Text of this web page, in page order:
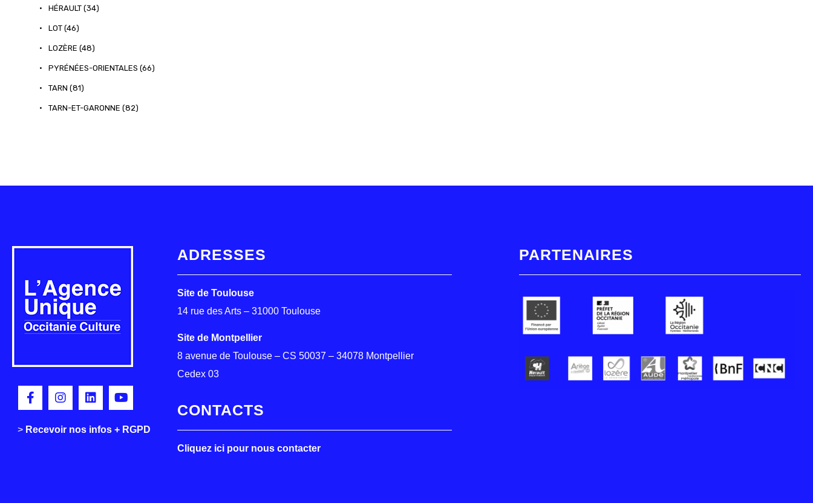
• HÉRAULT (34)
• LOT (46)
• LOZÈRE (48)
• PYRÉNÉES-ORIENTALES (66)
• TARN (81)
• TARN-ET-GARONNE (82)
> Recevoir nos infos + RGPD
ADRESSES
Site de Toulouse
14 rue des Arts – 31000 Toulouse
Site de Montpellier
8 avenue de Toulouse – CS 50037 – 34078 Montpellier
Cedex 03
CONTACTS
Cliquez ici pour nous contacter
PARTENAIRES